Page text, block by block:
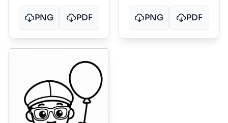
PNG PDF PNG PDF